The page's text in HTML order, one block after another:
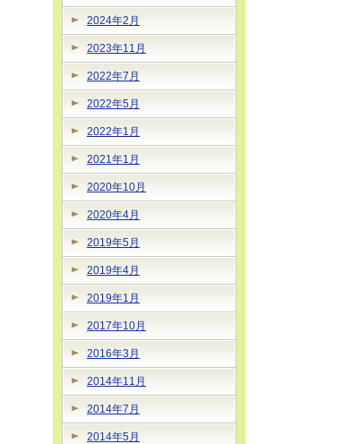
2024年2月
2023年11月
2022年7月
2022年5月
2022年1月
2021年1月
2020年10月
2020年4月
2019年5月
2019年4月
2019年1月
2017年10月
2016年3月
2014年11月
2014年7月
2014年5月